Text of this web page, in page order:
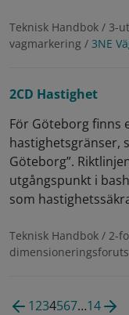
Teknisk Handbok / 3-
vagmarkering / 3NE
2CD Hastighet
För Göteborg finns
hastighetsgränser,
Göteborg”.
utgångspunkt i
som
Teknisk Handbok / 2-
1234567…14